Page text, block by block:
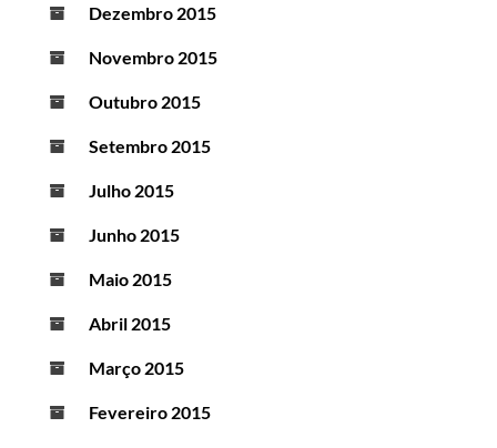
Dezembro 2015
Novembro 2015
Outubro 2015
Setembro 2015
Julho 2015
Junho 2015
Maio 2015
Abril 2015
Março 2015
Fevereiro 2015